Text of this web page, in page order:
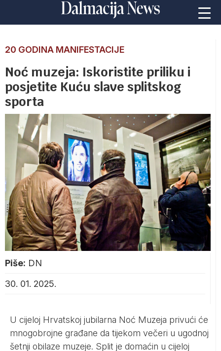
20 GODINA MANIFESTACIJE
Noć muzeja: Iskoristite priliku i
posjetite Kuću slave splitskog
sporta
Piše: DN
30. 01. 2025.
U cijeloj Hrvatskoj jubilarna Noć Muzeja privući će
mnogobrojne građane da tijekom večeri u ugodnoj
šetnji obilaze muzeje. Split je domaćin u cijeloj